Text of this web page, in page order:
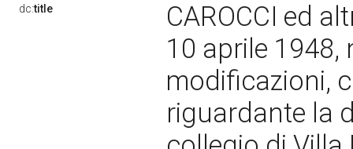
dc:title
CAROCCI ed
10 aprile 1948,
modificazioni,
riguardante la